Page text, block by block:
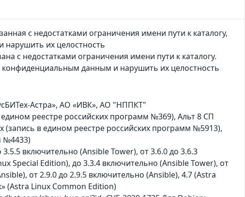
с недостатками ограничения имени пути к каталогу,
их целостность
с недостатками ограничения имени пути к каталогу.
данным и нарушить их целостность
Астра», АО «ИВК», АО "НППКТ"
реестре российских программ №369), Альт 8 СП
в едином реестре российских программ №5913),
№4433)
включительно (Ansible Tower), от 3.6.0 до 3.6.3
Special Edition), до 3.3.4 включительно (Ansible Tower), от
от 2.9.0 до 2.9.5 включительно (Ansible), 4.7 (Astra
(Astra Linux Common Edition)